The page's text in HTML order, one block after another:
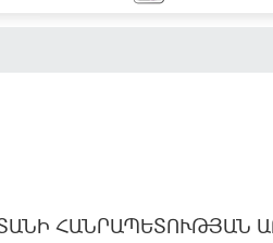
ՀԱՆՐԱՊԵՏՈՒԹՅԱՆ